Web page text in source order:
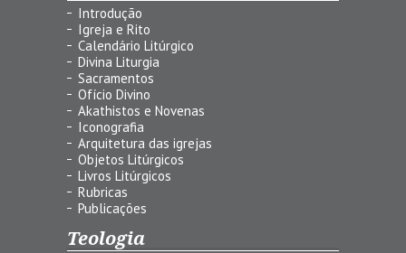
Introdução
Igreja e Rito
Calendário Litúrgico
Divina Liturgia
Sacramentos
Ofício Divino
Akathistos e Novenas
Iconografia
Arquitetura das igrejas
Objetos Litúrgicos
Livros Litúrgicos
Rubricas
Publicações
Teologia